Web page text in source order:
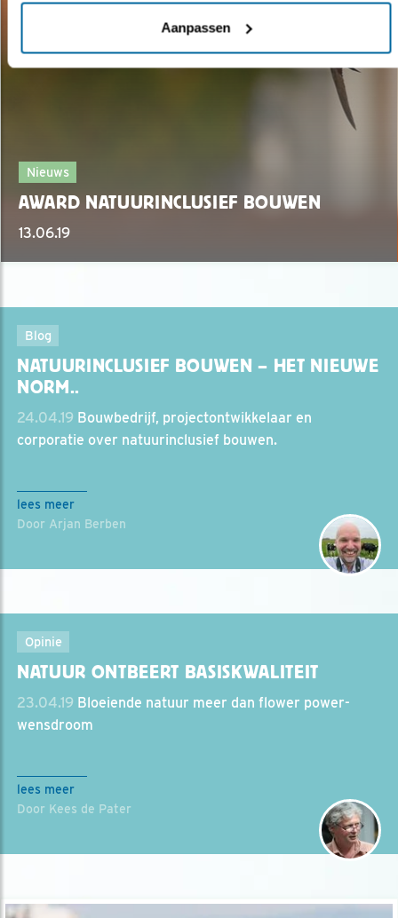
Aanpassen
Nieuws
AWARD NATUURINCLUSIEF BOUWEN
13.06.19
Blog
NATUURINCLUSIEF BOUWEN – HET NIEUWE
NORM..
24.04.19 Bouwbedrijf, projectontwikkelaar en
corporatie over natuurinclusief bouwen.
lees meer
Door Arjan Berben
Opinie
NATUUR ONTBEERT BASISKWALITEIT
23.04.19 Bloeiende natuur meer dan flower power-
wensdroom
lees meer
Door Kees de Pater